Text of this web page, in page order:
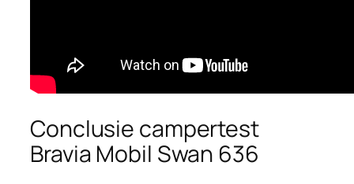
Conclusie campertest
Bravia Mobil Swan 636